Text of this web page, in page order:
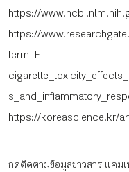
https://
https://
term_E-
https://koreascience.kr/
กดติดตามข้อมูลข่าวสาร แคม